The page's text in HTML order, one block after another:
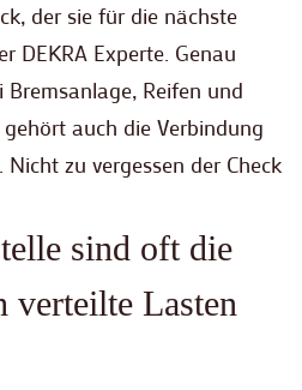
der sie für die nächste
DEKRA Experte. Genau
Reifen und
auch die Verbindung
zu vergessen der Check
sind oft die
verteilte Lasten